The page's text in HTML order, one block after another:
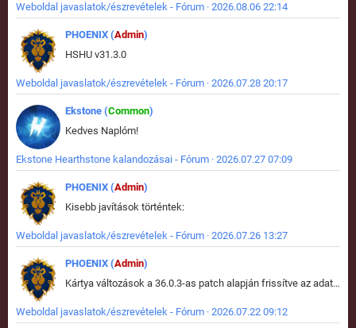
Weboldal javaslatok/észrevételek - Fórum · 2026.08.06 22:14
PHOENIX (Admin)
HSHU v31.3.0
Weboldal javaslatok/észrevételek - Fórum · 2026.07.28 20:17
Ekstone (Common)
Kedves Naplóm!
Ekstone Hearthstone kalandozásai - Fórum · 2026.07.27 07:09
PHOENIX (Admin)
Kisebb javítások történtek:
Weboldal javaslatok/észrevételek - Fórum · 2026.07.26 13:27
PHOENIX (Admin)
Kártya változások a 36.0.3-as patch alapján frissítve az adatbázisban (képek is cserélve).
Weboldal javaslatok/észrevételek - Fórum · 2026.07.22 09:12